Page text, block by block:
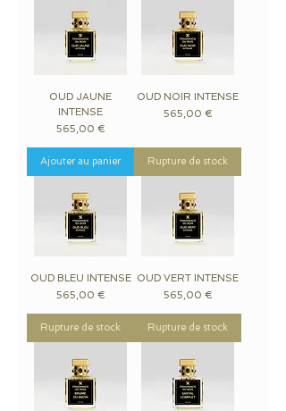
OUD JAUNE
INTENSE
Prix
565,00 €
Ajouter au panier
OUD NOIR INTENSE
Prix
565,00 €
Rupture de stock
OUD BLEU INTENSE
Prix
565,00 €
Rupture de stock
OUD VERT INTENSE
Prix
565,00 €
Rupture de stock